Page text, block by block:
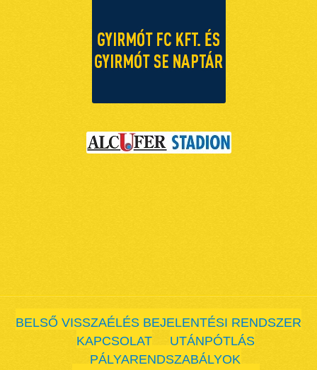
BELSŐ VISSZAÉLÉS BEJELENTÉSI RENDSZER
KAPCSOLAT
UTÁNPÓTLÁS
PÁLYARENDSZABÁLYOK